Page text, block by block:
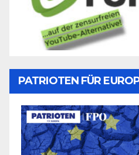
PATRIOTEN FÜR